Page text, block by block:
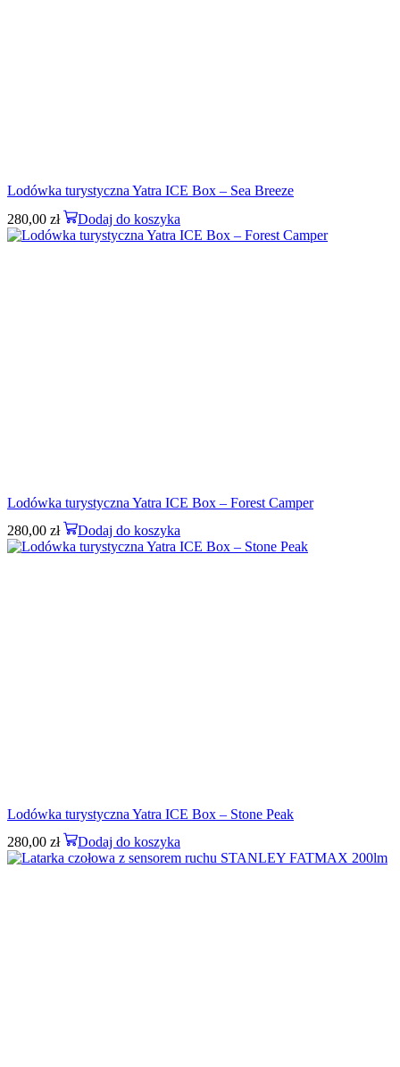
Lodówka turystyczna Yatra ICE Box – Sea Breeze
280,00 zł Dodaj do koszyka
Lodówka turystyczna Yatra ICE Box – Forest Camper
280,00 zł Dodaj do koszyka
Lodówka turystyczna Yatra ICE Box – Stone Peak
280,00 zł Dodaj do koszyka